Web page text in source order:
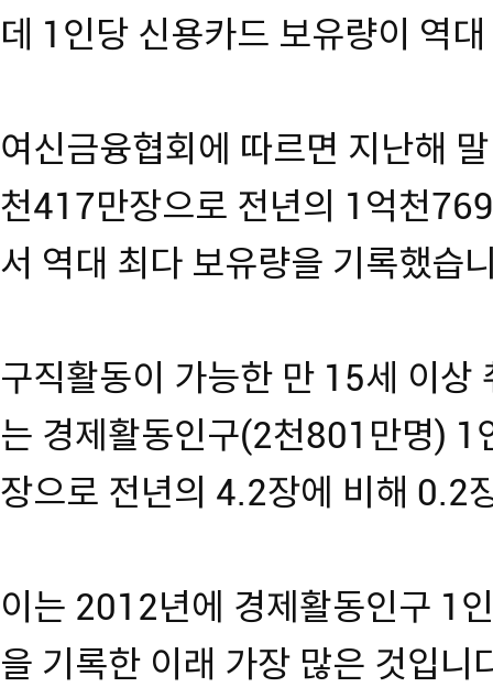
데 1인당 신용카드 보유량이 역
여신금융협회에 따르면 지난해
천417만장으로 전년의 1억천
서 역대 최다 보유량을 기록했습
구직활동이 가능한 만 15세 이상
는 경제활동인구(2천801만명) 1
장으로 전년의 4.2장에 비해 0.2
이는 2012년에 경제활동인구 1
을 기록한 이래 가장 많은 것입니